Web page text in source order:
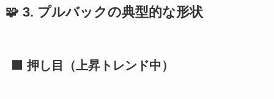
🧩 3. プルバックの典型的な形状
🟩 押し目（上昇トレンド中）